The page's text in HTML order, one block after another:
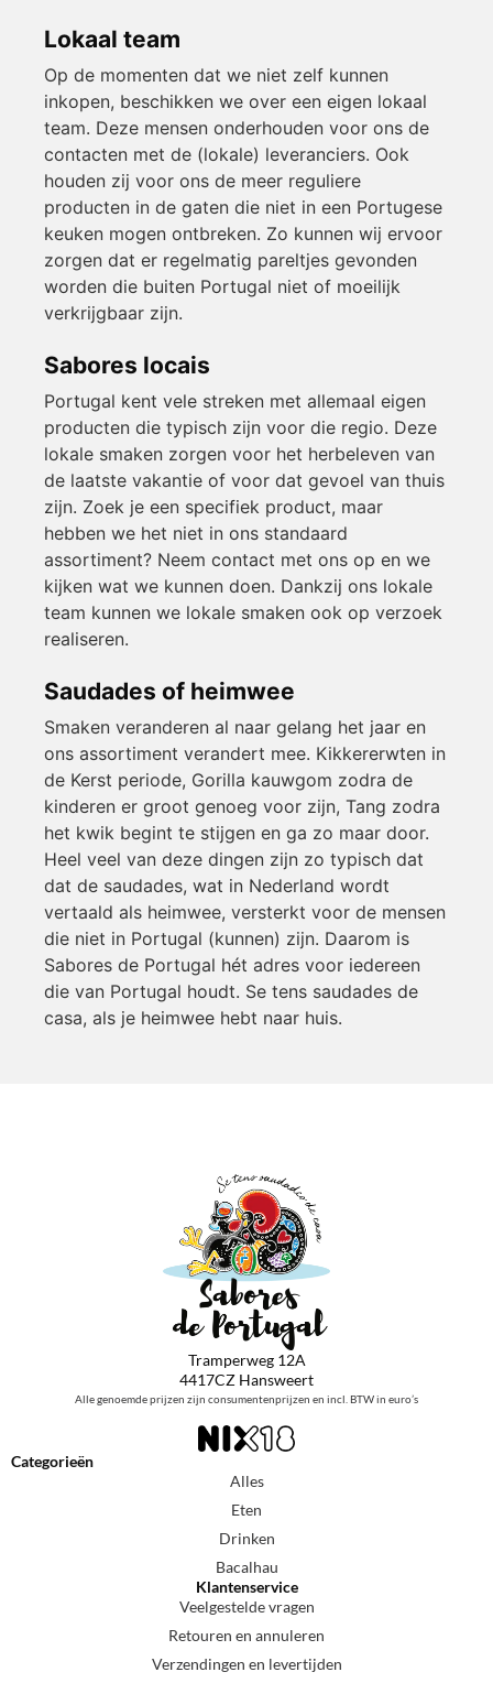
Lokaal team
Op de momenten dat we niet zelf kunnen
inkopen, beschikken we over een eigen lokaal
team. Deze mensen onderhouden voor ons de
contacten met de (lokale) leveranciers. Ook
houden zij voor ons de meer reguliere
producten in de gaten die niet in een Portugese
keuken mogen ontbreken. Zo kunnen wij ervoor
zorgen dat er regelmatig pareltjes gevonden
worden die buiten Portugal niet of moeilijk
verkrijgbaar zijn.
Sabores locais
Portugal kent vele streken met allemaal eigen
producten die typisch zijn voor die regio. Deze
lokale smaken zorgen voor het herbeleven van
de laatste vakantie of voor dat gevoel van thuis
zijn. Zoek je een specifiek product, maar
hebben we het niet in ons standaard
assortiment? Neem contact met ons op en we
kijken wat we kunnen doen. Dankzij ons lokale
team kunnen we lokale smaken ook op verzoek
realiseren.
Saudades of heimwee
Smaken veranderen al naar gelang het jaar en
ons assortiment verandert mee. Kikkererwten in
de Kerst periode, Gorilla kauwgom zodra de
kinderen er groot genoeg voor zijn, Tang zodra
het kwik begint te stijgen en ga zo maar door.
Heel veel van deze dingen zijn zo typisch dat
dat de saudades, wat in Nederland wordt
vertaald als heimwee, versterkt voor de mensen
die niet in Portugal (kunnen) zijn. Daarom is
Sabores de Portugal hét adres voor iedereen
die van Portugal houdt. Se tens saudades de
casa, als je heimwee hebt naar huis.
Tramperweg 12A
4417CZ Hansweert
Alle genoemde prijzen zijn consumentenprijzen en incl. BTW in euro’s
Categorieën
Alles
Eten
Drinken
Bacalhau
Klantenservice
Veelgestelde vragen
Retouren en annuleren
Verzendingen en levertijden